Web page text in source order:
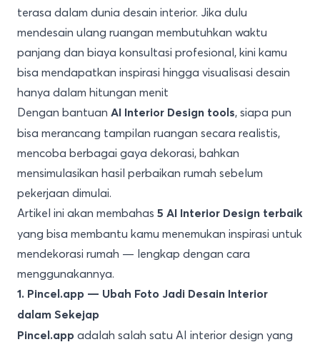
terasa dalam dunia desain interior. Jika dulu
mendesain ulang ruangan membutuhkan waktu
panjang dan biaya konsultasi profesional, kini kamu
bisa mendapatkan inspirasi hingga visualisasi desain
hanya dalam hitungan menit
Dengan bantuan AI Interior Design tools, siapa pun
bisa merancang tampilan ruangan secara realistis,
mencoba berbagai gaya dekorasi, bahkan
mensimulasikan hasil perbaikan rumah sebelum
pekerjaan dimulai.
Artikel ini akan membahas 5 AI Interior Design terbaik
yang bisa membantu kamu menemukan inspirasi untuk
mendekorasi rumah — lengkap dengan cara
menggunakannya.
1. Pincel.app — Ubah Foto Jadi Desain Interior
dalam Sekejap
Pincel.app adalah salah satu AI interior design yang